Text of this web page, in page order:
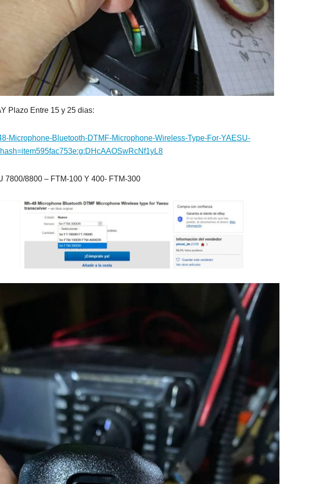
Plazo Entre 15 y 25 dias:
Microphone-Bluetooth-DTMF-Microphone-Wireless-Type-For-YAESU-
7800/8800 – FTM-100 Y 400- FTM-300